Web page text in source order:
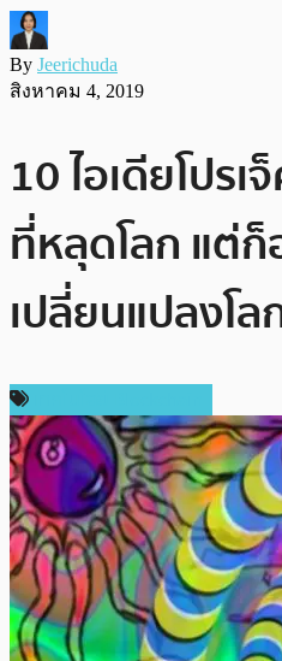
By Jeerichuda
สิงหาคม 4, 2019
10 ไอเดียโปร
ที่หลุดโลก แต่ก็
เปลี่ยนแปลงโล